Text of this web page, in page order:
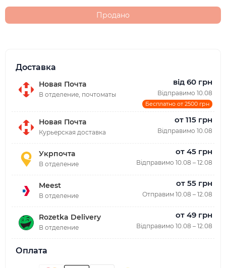
Продано
Доставка
Новая Почта
В отделение, почтоматы
від 60 грн
Відправимо 10.08
Бесплатно от 2500 грн
Новая Почта
Курьерская доставка
от 115 грн
Відправимо 10.08
Укрпочта
В отделение
от 45 грн
Відправимо 10.08 – 12.08
Meest
В отделение
от 55 грн
Отправим 10.08 – 12.08
Rozetka Delivery
В отделение
от 49 грн
Відправимо 10.08 – 12.08
Оплата